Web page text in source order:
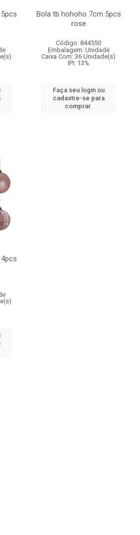
Bola tb hohoho 7cm 5pcs
rose
Código: 844550
Embalagem: Unidade
Caixa Com: 36 Unidade(s)
IPI: 13%
Faça seu login ou
cadastre-se para
comprar.